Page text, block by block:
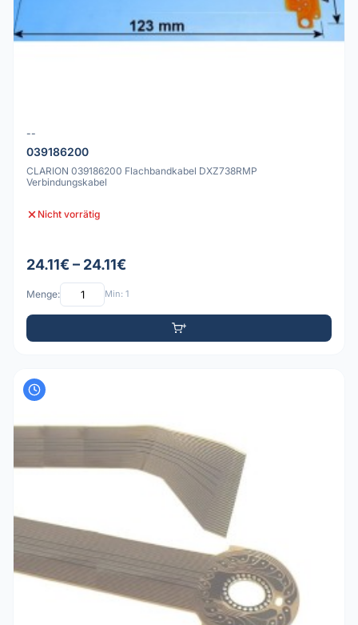
--
039186200
CLARION 039186200 Flachbandkabel DXZ738RMP
Verbindungskabel
Nicht vorrätig
24.11€ – 24.11€
Menge: Min: 1